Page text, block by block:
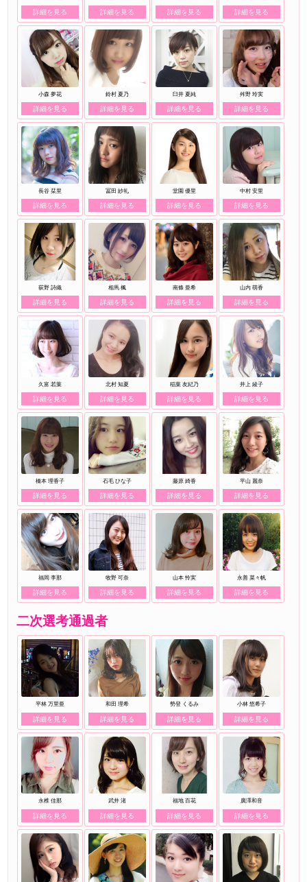
詳細を見る 詳細を見る 詳細を見る 詳細を見る
小森 夢花
詳細を見る
鈴村 夏乃
詳細を見る
臼井 夏純
詳細を見る
舛野 玲実
詳細を見る
長谷 栞里
詳細を見る
冨田 紗礼
詳細を見る
堂園 優里
詳細を見る
中村 安里
詳細を見る
荻野 詩織
詳細を見る
相馬 楓
詳細を見る
南條 亜希
詳細を見る
山内 萌香
詳細を見る
久富 若葉
詳細を見る
北村 知夏
詳細を見る
稲葉 友紀乃
詳細を見る
井上 綾子
詳細を見る
橋本 理香子
詳細を見る
石毛 ひな子
詳細を見る
藤原 綺香
詳細を見る
平山 麗奈
詳細を見る
福岡 李那
詳細を見る
牧野 可奈
詳細を見る
山本 怜実
詳細を見る
永善 菜々帆
詳細を見る
二次選考通過者
平林 万里亜
詳細を見る
和田 理希
詳細を見る
勢登 くるみ
詳細を見る
小林 悠希子
詳細を見る
永椎 佳那
詳細を見る
武井 渚
詳細を見る
福地 百花
詳細を見る
廣澤和音
詳細を見る